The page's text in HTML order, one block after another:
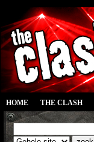
HOME THE CLASH